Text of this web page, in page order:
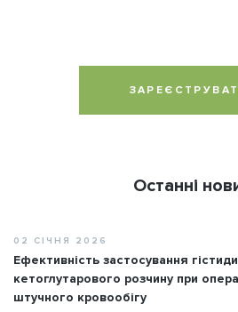
Останні
02 СІЧНЯ 2026
Ефективність застосування
кетоглутарового розчину при
штучного кровообігу